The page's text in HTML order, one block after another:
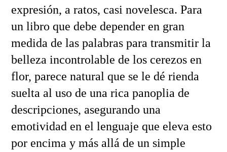
expresión, a ratos, casi novelesca. Para
un libro que debe depender en gran
medida de las palabras para transmitir la
belleza incontrolable de los cerezos en
flor, parece natural que se le dé rienda
suelta al uso de una rica panoplia de
descripciones, asegurando una
emotividad en el lenguaje que eleva esto
por encima y más allá de un simple